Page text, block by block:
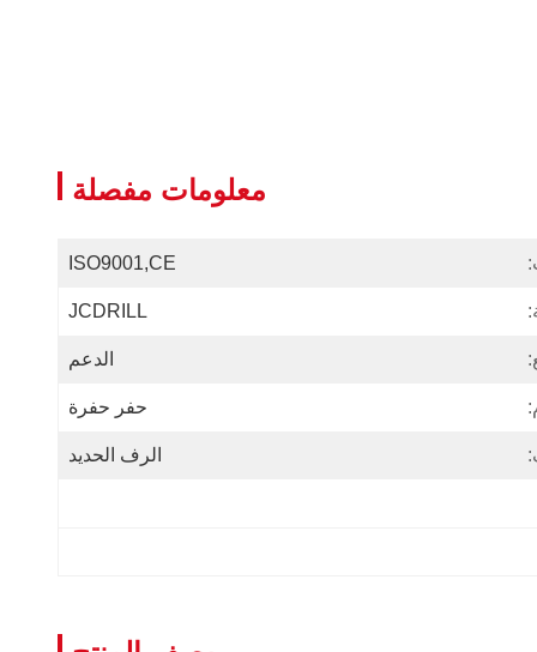
معلومات مفصلة
ISO9001,CE
JCDRILL
الدعم
حفر حفرة
الرف الحديد